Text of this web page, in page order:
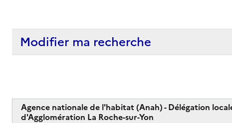
Modifier ma recherche
Agence nationale de l'habitat (Anah) - Délégation
d'Agglomération La Roche-sur-Yon